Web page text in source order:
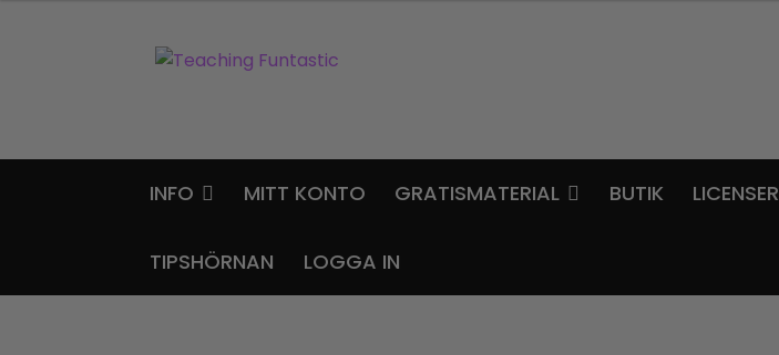
Hoppa
Gå
INFO MITT KONTO GRATISMATERIAL BUTIK LICENSER
TIPSHÖRNAN LOGGA IN